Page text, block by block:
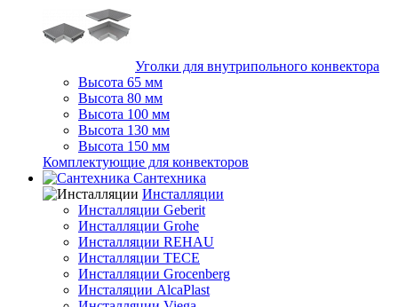
Уголки для внутрипольного конвектора
Высота 65 мм
Высота 80 мм
Высота 100 мм
Высота 130 мм
Высота 150 мм
Комплектующие для конвекторов
Сантехника
Инсталляции
Инсталляции Geberit
Инсталляции Grohe
Инсталляции REHAU
Инсталляции TECE
Инсталляции Grocenberg
Инсталяции AlcaPlast